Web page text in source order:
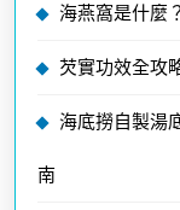
海燕窩是什麼
芡實功效全攻
海底撈自製湯
南